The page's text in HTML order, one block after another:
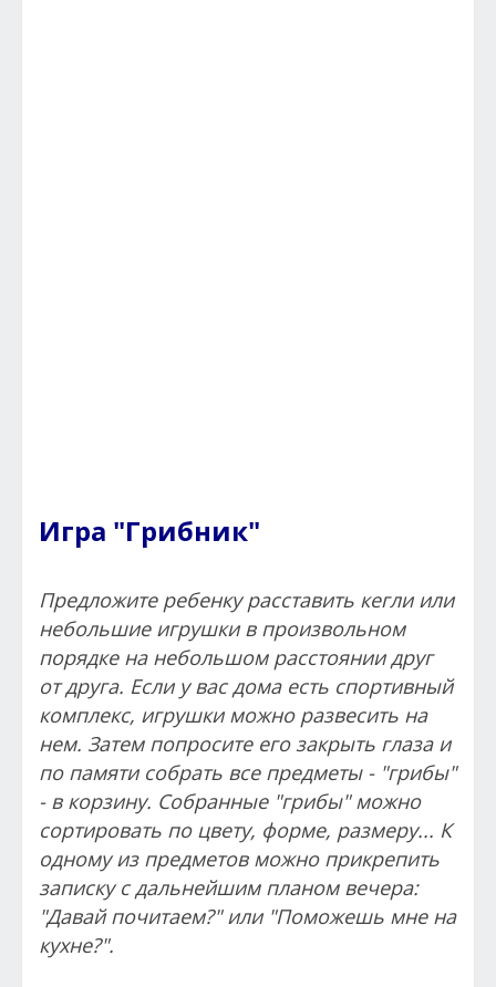
Игра "Грибник"
Предложите ребенку расставить кегли или
небольшие игрушки в произвольном
порядке на небольшом расстоянии друг
от друга. Если у вас дома есть спортивный
комплекс, игрушки можно развесить на
нем. Затем попросите его закрыть глаза и
по памяти собрать все предметы - "грибы"
- в корзину. Собранные "грибы" можно
сортировать по цвету, форме, размеру... К
одному из предметов можно прикрепить
записку с дальнейшим планом вечера:
"Давай почитаем?" или "Поможешь мне на
кухне?".